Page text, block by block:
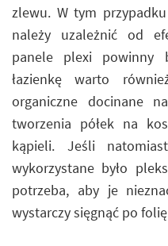
zlewu. W tym
należy uzależnić od
panele plexi powinny
łazienkę warto
organiczne docinane
tworzenia półek na
kąpieli. Jeśli
wykorzystane było
potrzeba, aby je
wystarczy sięgnąć po